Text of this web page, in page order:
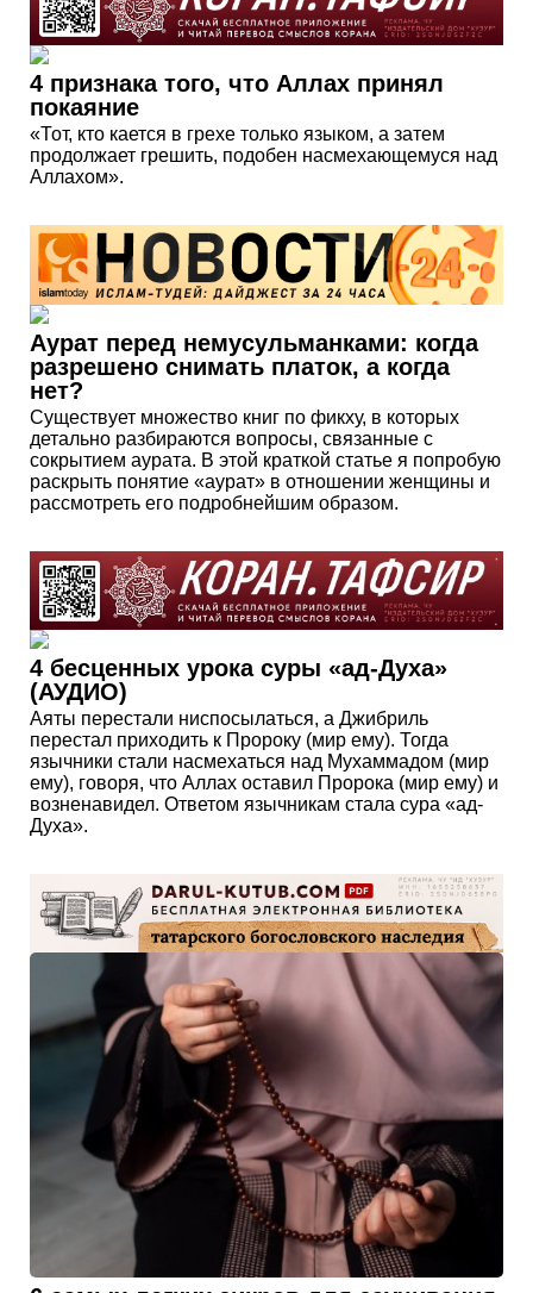
4 признака того, что Аллах принял
покаяние
«Тот, кто кается в грехе только языком, а затем
продолжает грешить, подобен насмехающемуся над
Аллахом».
Аурат перед немусульманками: когда
разрешено снимать платок, а когда
нет?
Существует множество книг по фикху, в которых
детально разбираются вопросы, связанные с
сокрытием аурата. В этой краткой статье я попробую
раскрыть понятие «аурат» в отношении женщины и
рассмотреть его подробнейшим образом.
4 бесценных урока суры «ад-Духа»
(АУДИО)
Аяты перестали ниспосылаться, а Джибриль
перестал приходить к Пророку (мир ему). Тогда
язычники стали насмехаться над Мухаммадом (мир
ему), говоря, что Аллах оставил Пророка (мир ему) и
возненавидел. Ответом язычникам стала сура «ад-
Духа».